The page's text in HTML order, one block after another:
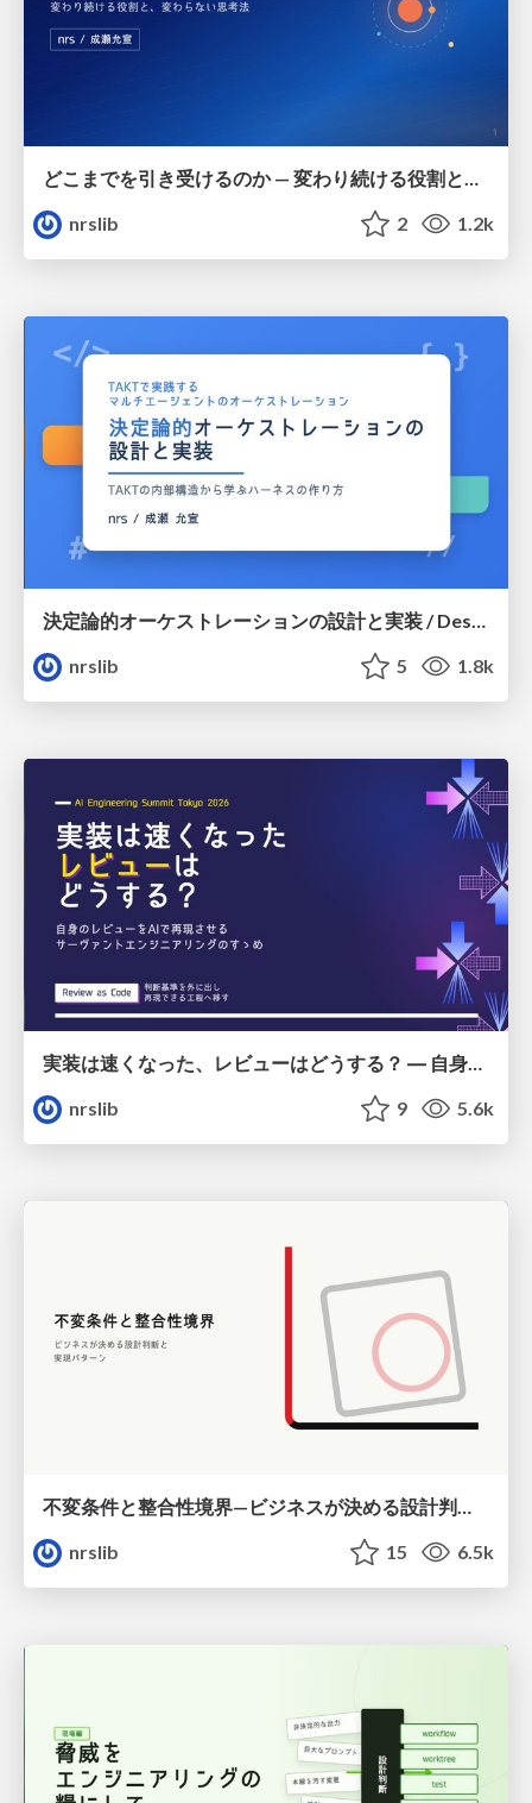
nrslib
2 1.2k
決定論的オーケストレーションの設計と実装 / Design and Implementation of Deterministic Orchestration
nrslib
5 1.8k
実装は速くなった、レビューはどうする？ ― 自身のレビューをAIで再現させるサーヴァントエンジニアリングのすゝめ / Implementation got faster. So what about reviews? — An invitation to Servant Engineering: Recreating your own code reviews with AI
nrslib
9 5.6k
不変条件と整合性境界—ビジネスが決める設計判断と実現パターン / Invariants and Consistency Boundaries
nrslib
15 6.5k